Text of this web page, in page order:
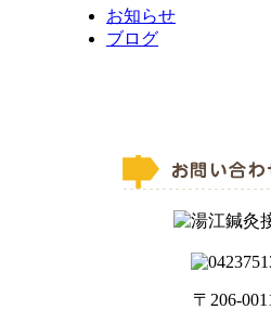
お知らせ
ブログ
〒206-